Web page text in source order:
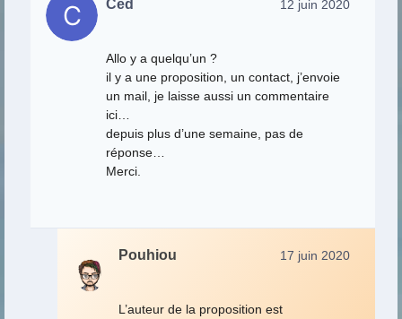
Ced 12 juin 2020
Allo y a quelqu’un ?
il y a une proposition, un contact, j’envoie
un mail, je laisse aussi un commentaire
ici…
depuis plus d’une semaine, pas de
réponse…
Merci.
Pouhiou 17 juin 2020
L’auteur de la proposition est